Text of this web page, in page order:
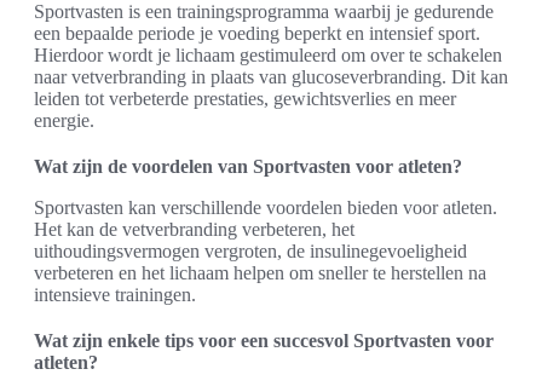
Sportvasten is een trainingsprogramma waarbij je gedurende
een bepaalde periode je voeding beperkt en intensief sport.
Hierdoor wordt je lichaam gestimuleerd om over te schakelen
naar vetverbranding in plaats van glucoseverbranding. Dit kan
leiden tot verbeterde prestaties, gewichtsverlies en meer
energie.
Wat zijn de voordelen van Sportvasten voor atleten?
Sportvasten kan verschillende voordelen bieden voor atleten.
Het kan de vetverbranding verbeteren, het
uithoudingsvermogen vergroten, de insulinegevoeligheid
verbeteren en het lichaam helpen om sneller te herstellen na
intensieve trainingen.
Wat zijn enkele tips voor een succesvol Sportvasten voor
atleten?